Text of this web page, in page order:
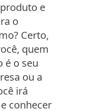
e
o
Certo,
quem
é o seu
ou a
irá
conhecer